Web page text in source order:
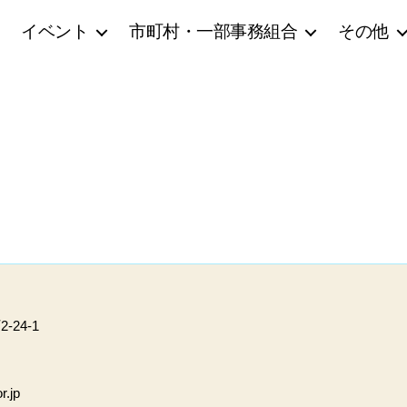
イベント 市町村・一部事務組合 その他
24-1